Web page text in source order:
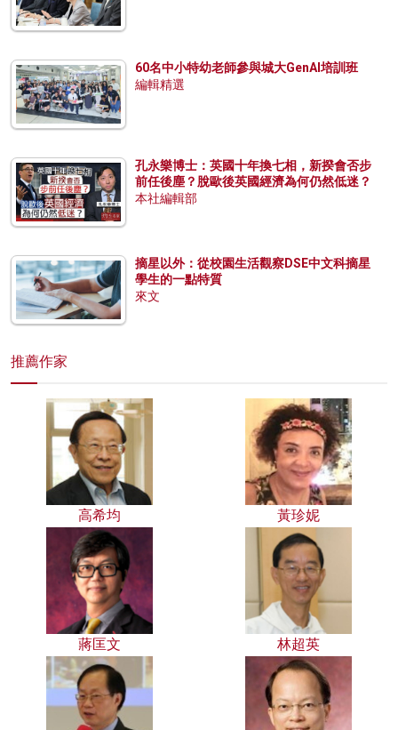
60名中小特幼老師參與城大GenAI培訓班
編輯精選
孔永樂博士：英國十年換七相，新揆會否步
前任後塵？脫歐後英國經濟為何仍然低迷？
本社編輯部
摘星以外：從校園生活觀察DSE中文科摘星
學生的一點特質
來文
推薦作家
高希均 黃珍妮
蔣匡文 林超英